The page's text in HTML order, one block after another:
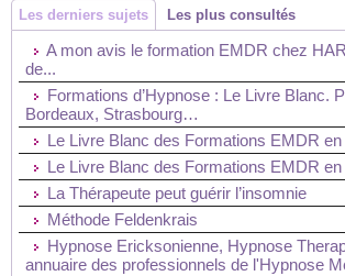
Les derniers sujets Les plus consultés
A mon avis le formation EMDR chez
de...
Formations d’Hypnose : Le Livre Blanc.
Bordeaux, Strasbourg…
Le Livre Blanc des Formations EMDR en
Le Livre Blanc des Formations EMDR en
La Thérapeute peut guérir l’insomnie
Méthode Feldenkrais
Hypnose Ericksonienne, Hypnose
annuaire des professionnels de l'Hypnose